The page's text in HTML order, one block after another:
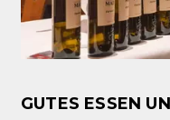
GUTES ESSEN